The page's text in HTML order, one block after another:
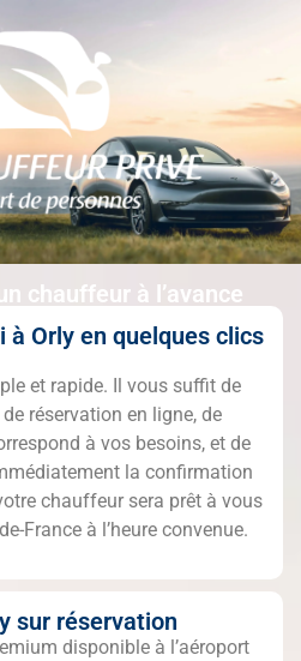
chauffeur à l’avance
à Orly en quelques clics
et rapide. Il vous suffit de
réservation en ligne, de
à vos besoins, et de
la confirmation
chauffeur sera prêt à vous
France à l’heure convenue.
sur réservation
disponible à l’aéroport